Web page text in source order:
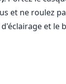
et ne roulez
et le